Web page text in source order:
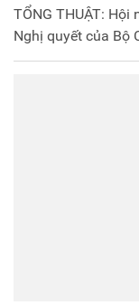
TỔNG THUẬT:
Nghị quyết của Bộ